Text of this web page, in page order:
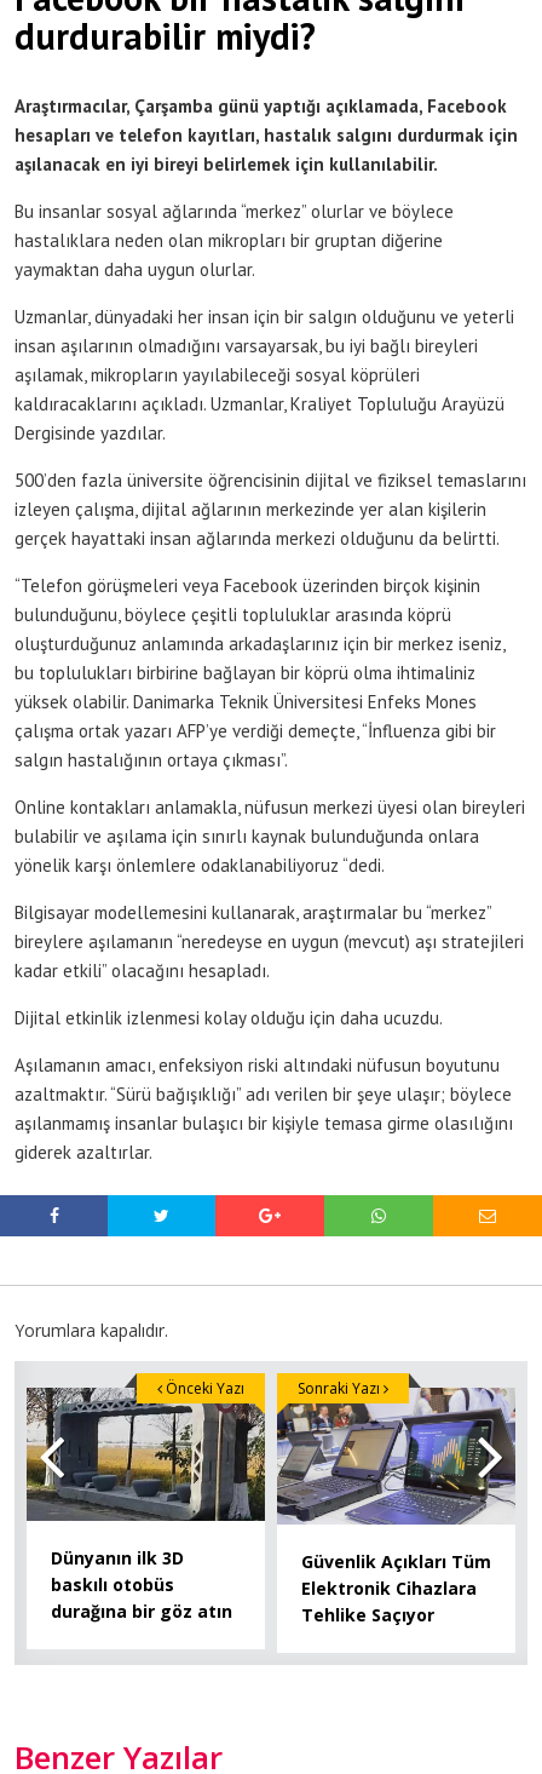
durdurabilir miydi?
Araştırmacılar, Çarşamba günü yaptığı açıklamada, Facebook
hesapları ve telefon kayıtları, hastalık salgını durdurmak için
aşılanacak en iyi bireyi belirlemek için kullanılabilir.
Bu insanlar sosyal ağlarında “merkez” olurlar ve böylece
hastalıklara neden olan mikropları bir gruptan diğerine
yaymaktan daha uygun olurlar.
Uzmanlar, dünyadaki her insan için bir salgın olduğunu ve yeterli
insan aşılarının olmadığını varsayarsak, bu iyi bağlı bireyleri
aşılamak, mikropların yayılabileceği sosyal köprüleri
kaldıracaklarını açıkladı. Uzmanlar, Kraliyet Topluluğu Arayüzü
Dergisinde yazdılar.
500’den fazla üniversite öğrencisinin dijital ve fiziksel temaslarını
izleyen çalışma, dijital ağlarının merkezinde yer alan kişilerin
gerçek hayattaki insan ağlarında merkezi olduğunu da belirtti.
“Telefon görüşmeleri veya Facebook üzerinden birçok kişinin
bulunduğunu, böylece çeşitli topluluklar arasında köprü
oluşturduğunuz anlamında arkadaşlarınız için bir merkez iseniz,
bu toplulukları birbirine bağlayan bir köprü olma ihtimaliniz
yüksek olabilir. Danimarka Teknik Üniversitesi Enfeks Mones
çalışma ortak yazarı AFP’ye verdiği demeçte, “İnfluenza gibi bir
salgın hastalığının ortaya çıkması”.
Online kontakları anlamakla, nüfusun merkezi üyesi olan bireyleri
bulabilir ve aşılama için sınırlı kaynak bulunduğunda onlara
yönelik karşı önlemlere odaklanabiliyoruz “dedi.
Bilgisayar modellemesini kullanarak, araştırmalar bu “merkez”
bireylere aşılamanın “neredeyse en uygun (mevcut) aşı stratejileri
kadar etkili” olacağını hesapladı.
Dijital etkinlik izlenmesi kolay olduğu için daha ucuzdu.
Aşılamanın amacı, enfeksiyon riski altındaki nüfusun boyutunu
azaltmaktır. “Sürü bağışıklığı” adı verilen bir şeye ulaşır; böylece
aşılanmamış insanlar bulaşıcı bir kişiyle temasa girme olasılığını
giderek azaltırlar.
Yorumlara kapalıdır.
Dünyanın ilk 3D
baskılı otobüs
durağına bir göz atın
Önceki Yazı
Güvenlik Açıkları Tüm
Elektronik Cihazlara
Tehlike Saçıyor
Sonraki Yazı
Benzer Yazılar